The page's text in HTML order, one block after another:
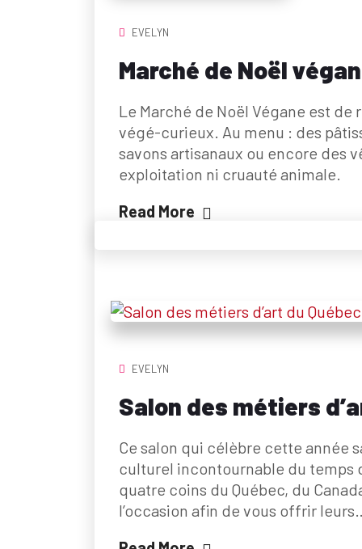
EVELYN
Marché de Noël
Le Marché de Noël Végane est de
végé-curieux. Au menu : des
savons artisanaux ou encore des
exploitation ni cruauté animale.
Read More
EVELYN
Salon des métiers
Ce salon qui célèbre cette année
culturel incontournable du temps
quatre coins du Québec, du
l’occasion afin de vous offrir